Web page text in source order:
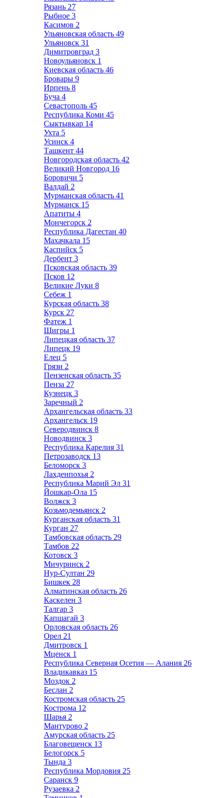
Рязань 27
Рыбное 3
Касимов 2
Ульяновская область 49
Ульяновск 31
Димитровград 3
Новоульяновск 1
Киевская область 46
Бровары 9
Ирпень 8
Буча 4
Севастополь 45
Республика Коми 45
Сыктывкар 14
Ухта 5
Усинск 4
Ташкент 44
Новгородская область 42
Великий Новгород 16
Боровичи 5
Валдай 2
Мурманская область 41
Мурманск 15
Апатиты 4
Мончегорск 2
Республика Дагестан 40
Махачкала 15
Каспийск 5
Дербент 3
Псковская область 39
Псков 12
Великие Луки 8
Себеж 1
Курская область 38
Курск 27
Фатеж 1
Щигры 1
Липецкая область 37
Липецк 19
Елец 5
Грязи 2
Пензенская область 35
Пенза 27
Кузнецк 3
Заречный 2
Архангельская область 33
Архангельск 19
Северодвинск 8
Новодвинск 3
Республика Карелия 31
Петрозаводск 13
Беломорск 3
Лахденпохья 2
Республика Марий Эл 31
Йошкар-Ола 15
Волжск 3
Козьмодемьянск 2
Курганская область 31
Курган 27
Тамбовская область 29
Тамбов 22
Котовск 3
Мичуринск 2
Нур-Султан 29
Бишкек 28
Алматинская область 26
Каскелен 3
Талгар 3
Капшагай 3
Орловская область 26
Орел 21
Дмитровск 1
Мценск 1
Республика Северная Осетия — Алания 26
Владикавказ 15
Моздок 2
Беслан 2
Костромская область 25
Кострома 12
Шарья 2
Мантурово 2
Амурская область 25
Благовещенск 13
Белогорск 5
Тында 3
Республика Мордовия 25
Саранск 9
Рузаевка 2